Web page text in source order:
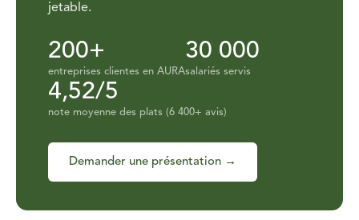
jetable.
200+
entreprises clientes en AURA
30 000
salariés servis
4,52/5
note moyenne des plats (6 400+ avis)
Demander une présentation →